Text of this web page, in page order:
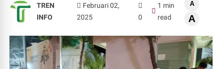
TREN
INFO
Februari 02,
2025
0
1 min
read
A
A